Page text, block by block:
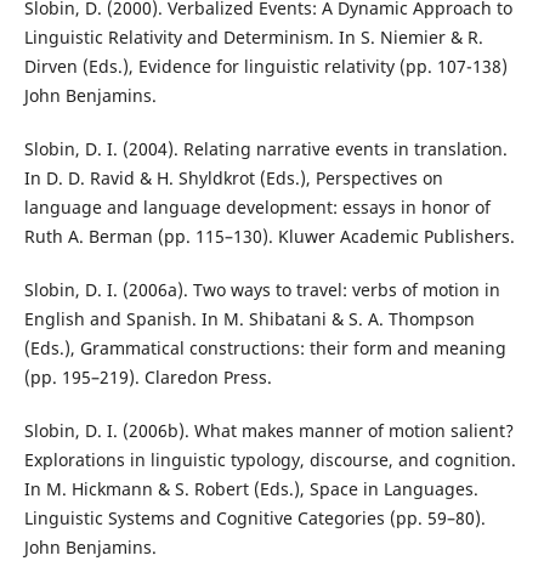
Slobin, D. (2000). Verbalized Events: A Dynamic Approach to
Linguistic Relativity and Determinism. In S. Niemier & R.
Dirven (Eds.), Evidence for linguistic relativity (pp. 107-138)
John Benjamins.
Slobin, D. I. (2004). Relating narrative events in translation.
In D. D. Ravid & H. Shyldkrot (Eds.), Perspectives on
language and language development: essays in honor of
Ruth A. Berman (pp. 115–130). Kluwer Academic Publishers.
Slobin, D. I. (2006a). Two ways to travel: verbs of motion in
English and Spanish. In M. Shibatani & S. A. Thompson
(Eds.), Grammatical constructions: their form and meaning
(pp. 195–219). Claredon Press.
Slobin, D. I. (2006b). What makes manner of motion salient?
Explorations in linguistic typology, discourse, and cognition.
In M. Hickmann & S. Robert (Eds.), Space in Languages.
Linguistic Systems and Cognitive Categories (pp. 59–80).
John Benjamins.